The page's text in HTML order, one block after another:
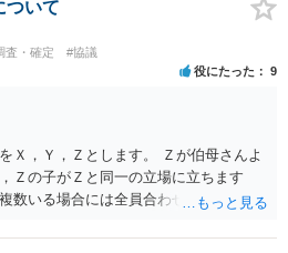
ついて
査・確定 #協議
役にたった 9
Ｘ，Ｙ，Ｚとします。 Ｚが伯母さんよ
Ｚの子がＺと同一の立場に立ちます
数いる場合には全員合わせてＺと同一
， そのことを前提として，遺産分割協